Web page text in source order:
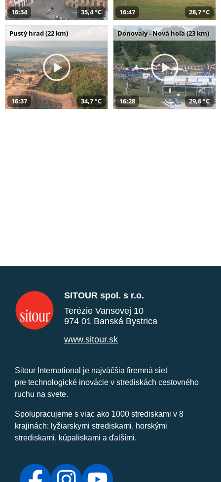
16:34 35,4 °C 16:47 28,7 °C
Pustý hrad (22 km)
16:37 34,7 °C
Donovaly - Nová hoľa (23 km)
16:28 29,6 °C
SITOUR spol. s r.o.
Terézie Vansovej 10
974 01 Banská Bystrica
www.sitour.sk
Sitour International je najväčšia firemná sieť
pre technologické inovácie v strediskách cestovného
ruchu na svete.
Spolupracujeme s viac ako 1000 strediskami v 8
krajinách: lyžiarskymi strediskami, horskými
strediskami, kúpaliskami a ďalšími.